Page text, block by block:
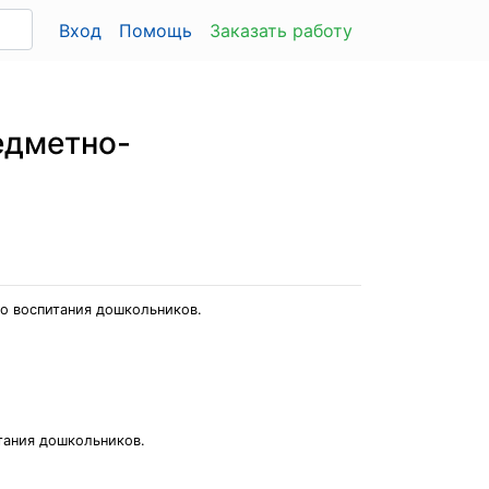
Вход Помощь Заказать работу
воспитания дошкольников.
дошкольников.